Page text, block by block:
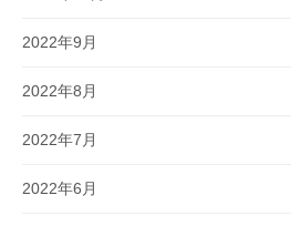
2022年9月
2022年8月
2022年7月
2022年6月